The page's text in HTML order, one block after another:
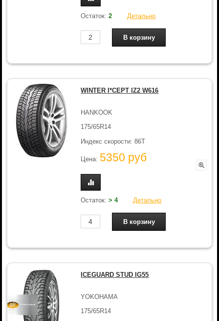
Остаток:2 Детально
WINTER I*CEPT IZ2 W616
HANKOOK
175/65R14
Индекс скорости: 86T
Цена: 5350 руб
Остаток:> 4 Детально
ICEGUARD STUD IG55
YOKOHAMA
175/65R14